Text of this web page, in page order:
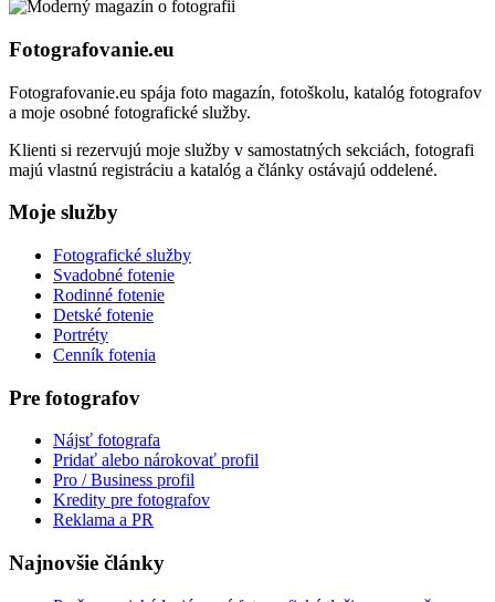
Fotografovanie.eu
Fotografovanie.eu spája foto magazín, fotoškolu, katalóg fotografov
a moje osobné fotografické služby.
Klienti si rezervujú moje služby v samostatných sekciách, fotografi
majú vlastnú registráciu a katalóg a články ostávajú oddelené.
Moje služby
Fotografické služby
Svadobné fotenie
Rodinné fotenie
Detské fotenie
Portréty
Cenník fotenia
Pre fotografov
Nájsť fotografa
Pridať alebo nárokovať profil
Pro / Business profil
Kredity pre fotografov
Reklama a PR
Najnovšie články